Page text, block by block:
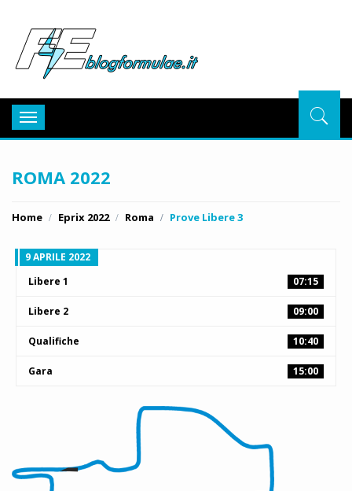
Toggle
navigation
ROMA 2022
Home Eprix 2022 Roma Prove Libere 3
9 APRILE 2022
Libere 1
07:15
Libere 2 09:00
Qualifiche 10:40
Gara 15:00